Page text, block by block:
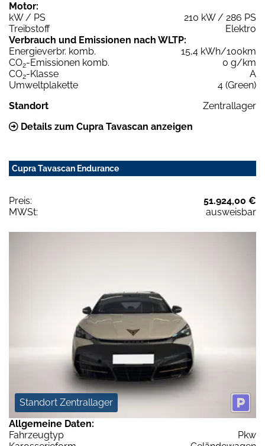
Motor:
kW / PS
210 kW / 286 PS
Treibstoff
Elektro
Verbrauch und Emissionen nach WLTP:
Energieverbr. komb.
15,4 kWh/100km
CO2-Emissionen komb.
0 g/km
CO2-Klasse
A
Umweltplakette
4 (Green)
Standort
Zentrallager
Details zum Cupra Tavascan anzeigen
Cupra Tavascan Endurance
Preis:
51.924,00 €
MWSt:
ausweisbar
Standort Zentrallager
Allgemeine Daten:
Fahrzeugtyp
Pkw